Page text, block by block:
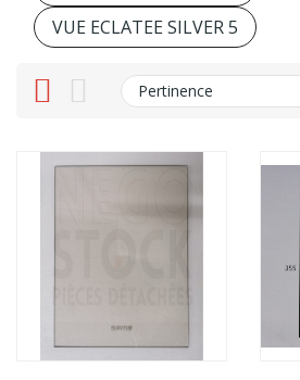
VUE ECLATEE SILVER 5
Pertinence